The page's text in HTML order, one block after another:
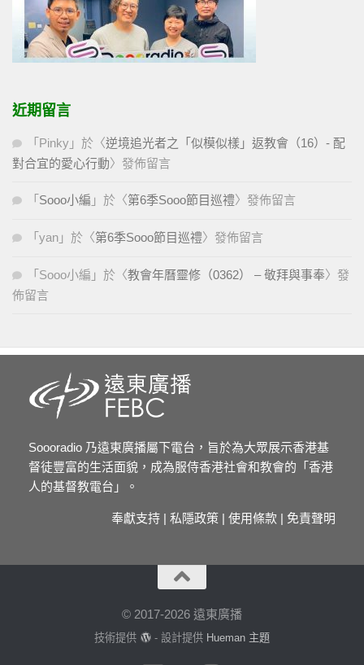
近期留言
「 Pinky 」於〈逆境追光者之「似模似樣」返教會（16）- 配
對合宜的愛心行動〉發佈留言
「 Sooo小編 」於〈第6季Sooo節目巡禮〉發佈留言
「 yan 」於〈第6季Sooo節目巡禮〉發佈留言
「 Sooo小編 」於〈教會年曆靈修（0362） – 敬拜與事奉〉發
佈留言
Soooradio 乃遠東廣播屬下電台，旨於為大眾展示香港基
督徒豐富的生活面貌，成為服侍香港社會和教會的「香港
人的基督教電台」。
奉獻支持 | 私隱政策 | 使用條款 | 免責聲明
© 2017-2026 遠東廣播
技術提供 - 設計提供 Hueman 主題